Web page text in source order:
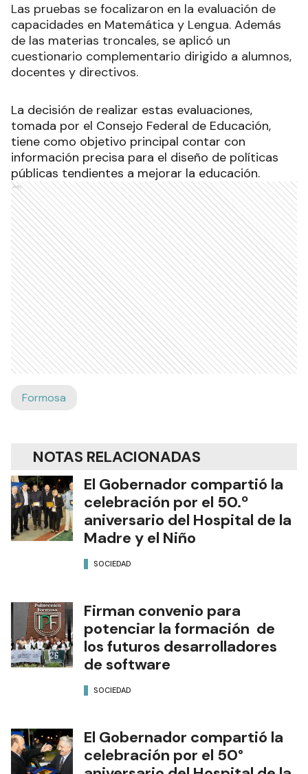
Las pruebas se focalizaron en la evaluación de
capacidades en Matemática y Lengua. Además
de las materias troncales, se aplicó un
cuestionario complementario dirigido a alumnos,
docentes y directivos.
La decisión de realizar estas evaluaciones,
tomada por el Consejo Federal de Educación,
tiene como objetivo principal contar con
información precisa para el diseño de políticas
públicas tendientes a mejorar la educación.
Ads
Formosa
NOTAS RELACIONADAS
El Gobernador compartió la
celebración por el 50.º
aniversario del Hospital de la
Madre y el Niño
SOCIEDAD
Firman convenio para
potenciar la formación de
los futuros desarrolladores
de software
SOCIEDAD
El Gobernador compartió la
celebración por el 50°